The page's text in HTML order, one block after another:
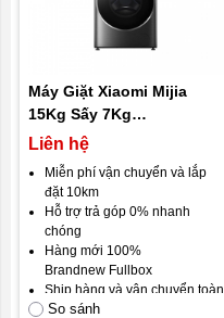
Gói bảo hành vàng:
Bảo hành phần cứng: bao
xuất
Không bảo hành: Chập cháy,
va đập, rơi vỡ. vào nước,
thiên tai
CAM KẾT:
Hàng chính hãng 100%
Mới 100% nguyên hộp
Kiểm tra hàng trước khi thanh
toán, chịu mọi rủi ro trong quá
trình vận chuyển.
Cam kết hài lòng khách hàng.
Máy Giặt Xiaomi Mijia
15Kg Sấy 7Kg
(XHQG150XM21)
Liên hệ
Miễn phí vận chuyển và lắp
đặt 10km
Hỗ trợ trả góp 0% nhanh
chóng
Hàng mới 100%
Brandnew Fullbox
Ship hàng và vận chuyển toàn
quốc
So sánh